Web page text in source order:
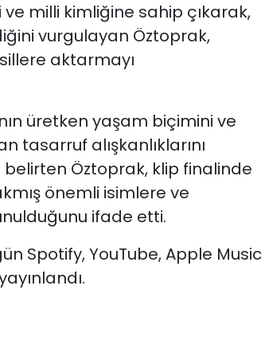
ve milli kimliğine sahip çıkarak,
vurgulayan Öztoprak,
aktarmayı
üretken yaşam biçimini ve
tasarruf alışkanlıklarını
Öztoprak, klip finalinde
önemli isimlere ve
ifade etti.
Spotify, YouTube, Apple Music